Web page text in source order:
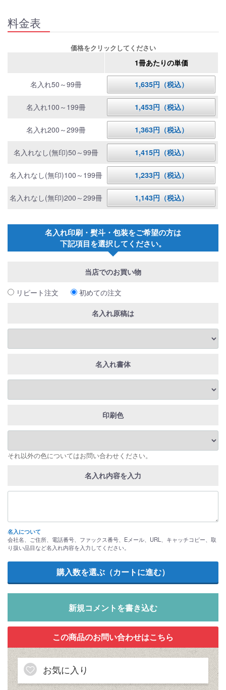
料金表
価格をクリックしてください
1冊あたりの単価
名入れ50～99冊 1,635円（税込）
名入れ100～199冊 1,453円（税込）
名入れ200～299冊 1,363円（税込）
名入れなし(無印)50～99冊 1,415円（税込）
名入れなし(無印)100～199冊 1,233円（税込）
名入れなし(無印)200～299冊 1,143円（税込）
名入れ印刷・熨斗・包装をご希望の方は
下記項目を選択してください。
当店でのお買い物
リピート注文 初めての注文
名入れ原稿は
名入れ書体
印刷色
それ以外の色についてはお問い合わせください。
名入れ内容を入力
名入について
会社名、ご住所、電話番号、ファックス番号、Eメール、URL、キャッチコピー、取
り扱い品目など名入れ内容を入力してください。
新規コメントを書き込む
お気に入り